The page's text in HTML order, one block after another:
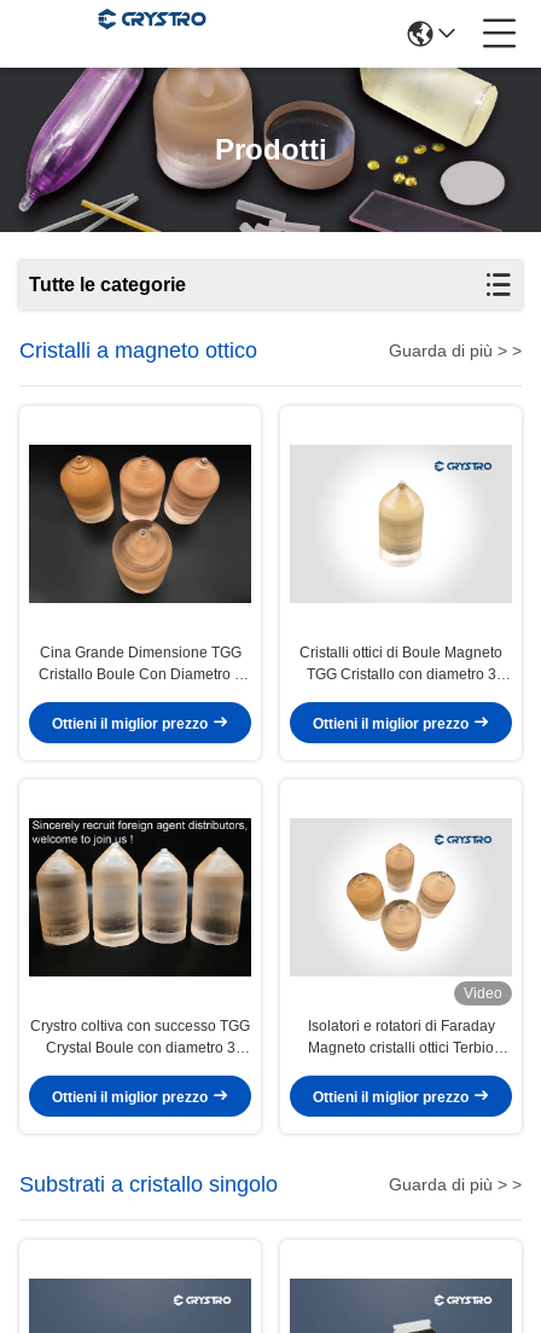
Prodotti
Tutte le categorie
Cristalli a magneto ottico Guarda di più > >
Cina Grande Dimensione TGG
Cristallo Boule Con Diametro 3
Ottieni il miglior prezzo
Cristalli ottici di Boule Magneto
TGG Cristallo con diametro 3
Ottieni il miglior prezzo
Crystro coltiva con successo TGG
Crystal Boule con diametro 3
Ottieni il miglior prezzo
Video
Isolatori e rotatori di Faraday
Magneto cristalli ottici Terbio
Ottieni il miglior prezzo
Substrati a cristallo singolo Guarda di più > >